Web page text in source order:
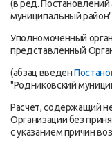
(в ред.
муниципальный
Уполномоченный
представленный
(абзац введен
"Родниковский
Расчет, содержащий
Организации без
с указанием причин